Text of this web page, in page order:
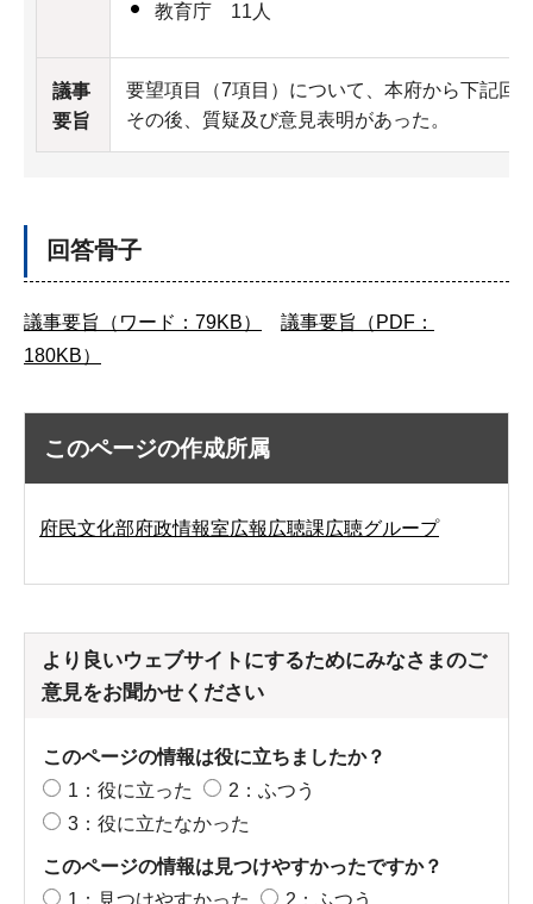
教育庁 11人
議事
要旨
要望項目（7項目）について、本府から下記回
その後、質疑及び意見表明があった。
回答骨子
議事要旨（ワード：79KB）
議事要旨（PDF：
180KB）
このページの作成所属
府民文化部府政情報室広報広聴課広聴グループ
より良いウェブサイトにするためにみなさまのご
意見をお聞かせください
このページの情報は役に立ちましたか？
1：役に立った
2：ふつう
3：役に立たなかった
このページの情報は見つけやすかったですか？
1：見つけやすかった
2：ふつう